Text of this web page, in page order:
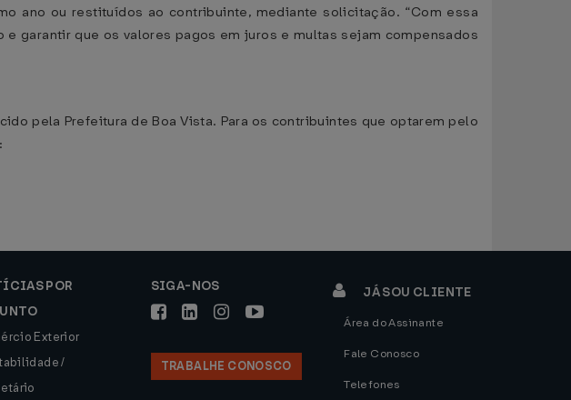
ano ou restituídos ao contribuinte, mediante solicitação. “Com essa
garantir que os valores pagos em juros e multas sejam compensados
pela Prefeitura de Boa Vista. Para os contribuintes que optarem pelo
POR
Exterior
/
SIGA-NOS
TRABALHE CONOSCO
JÁ SOU CLIENTE
Área do Assinante
Fale Conosco
Telefones